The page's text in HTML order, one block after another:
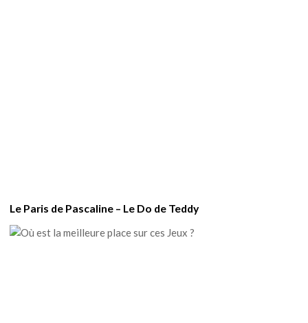
Le Paris de Pascaline – Le Do de Teddy